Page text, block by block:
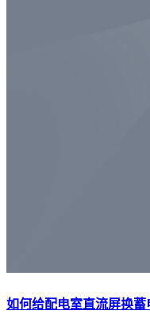
如何给配电室直流屏换蓄